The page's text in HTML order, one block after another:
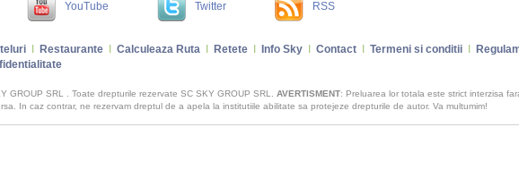
YouTube Twitter RSS
I RestauranteI Calculeaza RutaI ReteteI Info SkyI ContactI Termeni si conditiiI
GROUP SRL . Toate drepturile rezervate SC SKY GROUP SRL. AVERTISMENT: Preluarea lor totala este strict interzisa
In caz contrar, ne rezervam dreptul de a apela la institutiile abilitate sa protejeze drepturile de autor. Va multumim!